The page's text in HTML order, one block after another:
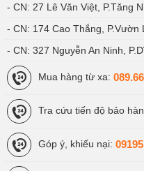
- CN: 27 Lê Văn Việt, P.Tăng
- CN: 174 Cao Thắng, P.Vườn
- CN: 327 Nguyễn An Ninh,
Mua hàng từ xa:
Tra cứu tiến độ bảo
Góp ý, khiếu nại: